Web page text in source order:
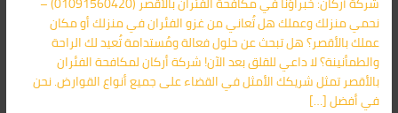
نحمي منزلك وعملك هل تُعاني من غزو الفئران في منزلك أو مكان
عملك بالأقصر؟ هل تبحث عن حلول فعالة ومُستدامة تُعيد لك الراحة
والطمأنينة؟ لا داعي للقلق بعد الآن! شركة أركان لمكافحة الفئران
بالأقصر تمثل شريكك الأمثل في القضاء على جميع أنواع القوارض. نحن
في أفضل […]